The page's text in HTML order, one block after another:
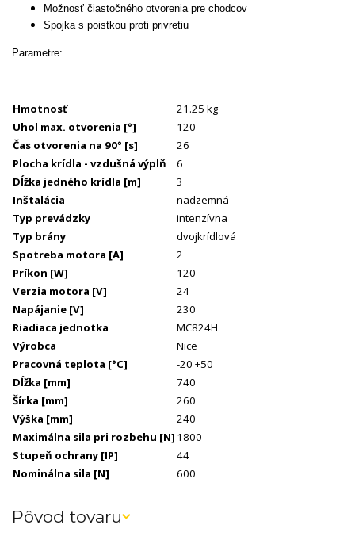
Možnosť čiastočného otvorenia pre chodcov
Spojka s poistkou proti privretiu
Parametre:
Hmotnosť
21.25 kg
Uhol max. otvorenia [°]
120
Čas otvorenia na 90° [s]
26
Plocha krídla - vzdušná výplň
6
Dĺžka jedného krídla [m]
3
Inštalácia
nadzemná
Typ prevádzky
intenzívna
Typ brány
dvojkrídlová
Spotreba motora [A]
2
Príkon [W]
120
Verzia motora [V]
24
Napájanie [V]
230
Riadiaca jednotka
MC824H
Výrobca
Nice
Pracovná teplota [°C]
-20 +50
Dĺžka [mm]
740
Šírka [mm]
260
Výška [mm]
240
Maximálna sila pri rozbehu [N] 1800
Stupeň ochrany [IP]
44
Nominálna sila [N] 600
Pôvod tovaru